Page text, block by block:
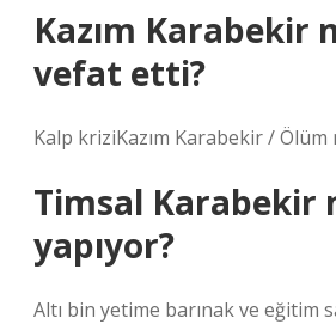
Kazım Karabekir
vefat etti?
Kalp kriziKazım Karabekir / Ölüm
Timsal Karabekir
yapıyor?
Altı bin yetime barınak ve eğitim